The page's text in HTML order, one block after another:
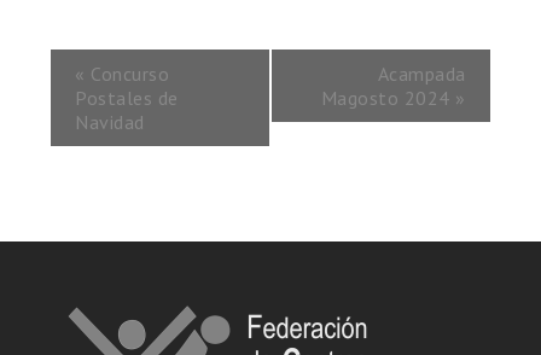
« Concurso
Postales de
Navidad
Acampada
Magosto 2024 »